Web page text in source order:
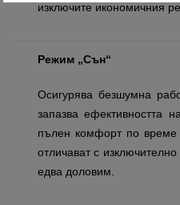
изключите икономичния
Режим „Сън“
Осигурява безшумна
запазва ефективността
пълен комфорт по
отличават с
едва доловим.